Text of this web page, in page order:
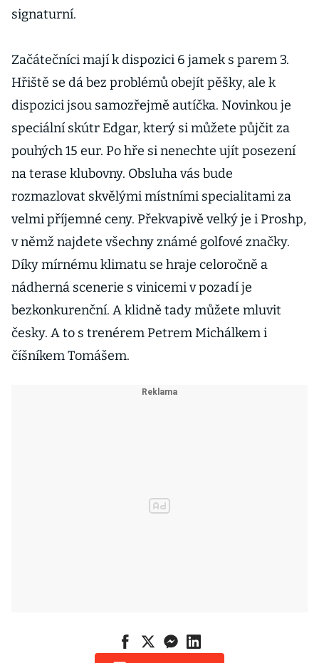
signaturní.
Začátečníci mají k dispozici 6 jamek s parem 3.
Hřiště se dá bez problémů obejít pěšky, ale k
dispozici jsou samozřejmě autíčka. Novinkou je
speciální skútr Edgar, který si můžete půjčit za
pouhých 15 eur. Po hře si nenechte ujít posezení
na terase klubovny. Obsluha vás bude
rozmazlovat skvělými místními specialitami za
velmi příjemné ceny. Překvapivě velký je i Proshp,
v němž najdete všechny známé golfové značky.
Díky mírnému klimatu se hraje celoročně a
nádherná scenerie s vinicemi v pozadí je
bezkonkurenční. A klidně tady můžete mluvit
česky. A to s trenérem Petrem Michálkem i
číšníkem Tomášem.